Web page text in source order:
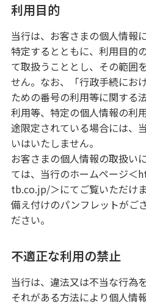
利用目的
当行は、お客さまの個人情報
特定するとともに、利用目的
て取扱うこととし、その範囲
せん。なお、「行政手続にお
ための番号の利用等に関する
利用等、特定の個人情報の利
途限定されている場合には、
いはいたしません。
お客さまの個人情報の取扱い
ては、当行のホームページ
tb.co.jp/＞にてご覧いただけ
備え付けのパンフレットがご
ださい。
不適正な利用の禁止
当行は、違法又は不当な行為
それがある方法により個人情